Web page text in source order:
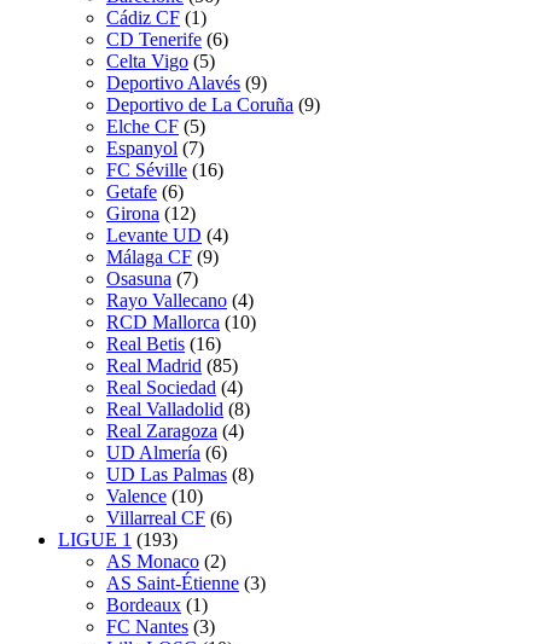
Cádiz CF (1)
CD Tenerife (6)
Celta Vigo (5)
Deportivo Alavés (9)
Deportivo de La Coruña (9)
Elche CF (5)
Espanyol (7)
FC Séville (16)
Getafe (6)
Girona (12)
Levante UD (4)
Málaga CF (9)
Osasuna (7)
Rayo Vallecano (4)
RCD Mallorca (10)
Real Betis (16)
Real Madrid (85)
Real Sociedad (4)
Real Valladolid (8)
Real Zaragoza (4)
UD Almería (6)
UD Las Palmas (8)
Valence (10)
Villarreal CF (6)
LIGUE 1 (193)
AS Monaco (2)
AS Saint-Étienne (3)
Bordeaux (1)
FC Nantes (3)